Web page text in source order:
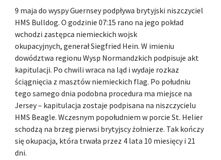
9 maja do wyspy Guernsey podpływa brytyjski niszczyciel
HMS Bulldog. O godzinie 07:15 rano na jego pokład
wchodzi zastępca niemieckich wojsk
okupacyjnych, generał Siegfried Hein. W imieniu
dowództwa regionu Wysp Normandzkich podpisuje akt
kapitulacji. Po chwili wraca na ląd i wydaje rozkaz
ściągnięcia z masztów niemieckich flag. Po południu
tego samego dnia podobna procedura ma miejsce na
Jersey – kapitulacja zostaje podpisana na niszczycielu
HMS Beagle. Wczesnym popołudniem w porcie St. Helier
schodzą na brzeg pierwsi brytyjscy żołnierze. Tak kończy
się okupacja, która trwała przez 4 lata 10 miesięcy i 21
dni.